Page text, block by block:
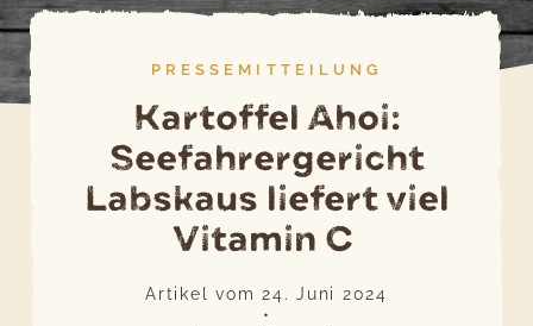
PRESSEMITTEILUNG
Kartoffel Ahoi:
Seefahrergericht
Labskaus liefert viel
Vitamin C
Artikel vom24. Juni 2024
•